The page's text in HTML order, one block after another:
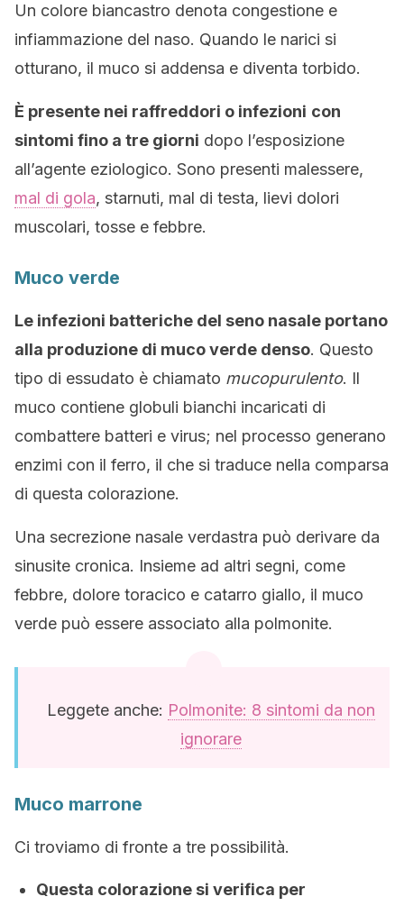
Un colore biancastro denota congestione e
infiammazione del naso. Quando le narici si
otturano, il muco si addensa e diventa torbido.
È presente nei raffreddori o infezioni con
sintomi fino a tre giorni dopo l’esposizione
all’agente eziologico. Sono presenti malessere,
mal di gola, starnuti, mal di testa, lievi dolori
muscolari, tosse e febbre.
Muco verde
Le infezioni batteriche del seno nasale portano
alla produzione di muco verde denso. Questo
tipo di essudato è chiamato mucopurulento. Il
muco contiene globuli bianchi incaricati di
combattere batteri e virus; nel processo generano
enzimi con il ferro, il che si traduce nella comparsa
di questa colorazione.
Una secrezione nasale verdastra può derivare da
sinusite cronica. Insieme ad altri segni, come
febbre, dolore toracico e catarro giallo, il muco
verde può essere associato alla polmonite.
Leggete anche: Polmonite: 8 sintomi da non
ignorare
Muco marrone
Ci troviamo di fronte a tre possibilità.
Questa colorazione si verifica per